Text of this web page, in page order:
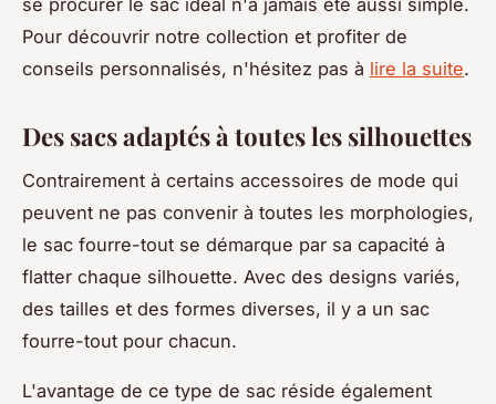
Pour découvrir notre collection et profiter de
conseils personnalisés, n'hésitez pas à lire la suite.
Des sacs adaptés à toutes les silhouettes
Contrairement à certains accessoires de mode qui
peuvent ne pas convenir à toutes les morphologies,
le sac fourre-tout se démarque par sa capacité à
flatter chaque silhouette. Avec des designs variés,
des tailles et des formes diverses, il y a un sac
fourre-tout pour chacun.
L'avantage de ce type de sac réside également